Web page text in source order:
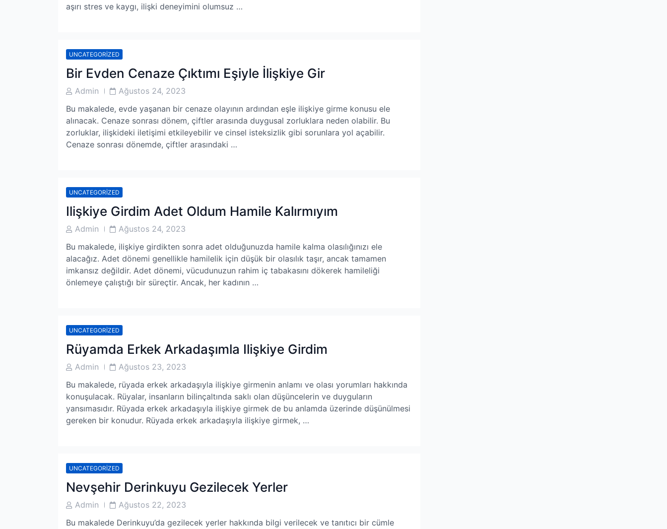
aşırı stres ve kaygı, ilişki deneyimini olumsuz …
UNCATEGORIZED
Bir Evden Cenaze Çıktımı Eşiyle İlişkiye Gir
PostAdmin
PostAğustos 24, 2023
Bu makalede, evde yaşanan bir cenaze olayının ardından eşle ilişkiye girme konusu ele
alınacak. Cenaze sonrası dönem, çiftler arasında duygusal zorluklara neden olabilir. Bu
zorluklar, ilişkideki iletişimi etkileyebilir ve cinsel isteksizlik gibi sorunlara yol açabilir.
Cenaze sonrası dönemde, çiftler arasındaki …
UNCATEGORIZED
Ilişkiye Girdim Adet Oldum Hamile Kalırmıyım
PostAdmin
PostAğustos 24, 2023
Bu makalede, ilişkiye girdikten sonra adet olduğunuzda hamile kalma olasılığınızı ele
alacağız. Adet dönemi genellikle hamilelik için düşük bir olasılık taşır, ancak tamamen
imkansız değildir. Adet dönemi, vücudunuzun rahim iç tabakasını dökerek hamileliği
önlemeye çalıştığı bir süreçtir. Ancak, her kadının …
UNCATEGORIZED
Rüyamda Erkek Arkadaşımla Ilişkiye Girdim
PostAdmin
PostAğustos 23, 2023
Bu makalede, rüyada erkek arkadaşıyla ilişkiye girmenin anlamı ve olası yorumları hakkında
konuşulacak. Rüyalar, insanların bilinçaltında saklı olan düşüncelerin ve duyguların
yansımasıdır. Rüyada erkek arkadaşıyla ilişkiye girmek de bu anlamda üzerinde düşünülmesi
gereken bir konudur. Rüyada erkek arkadaşıyla ilişkiye girmek, …
UNCATEGORIZED
Nevşehir Derinkuyu Gezilecek Yerler
PostAdmin
PostAğustos 22, 2023
Bu makalede Derinkuyu’da gezilecek yerler hakkında bilgi verilecek ve tanıtıcı bir cümle